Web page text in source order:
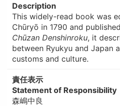
Description
This widely-read book was
Chūryō in 1790 and
Chūzan Denshinroku, it
between Ryukyu and Japan
customs and culture.
責任表示
Statement of Responsibility
森嶋中良